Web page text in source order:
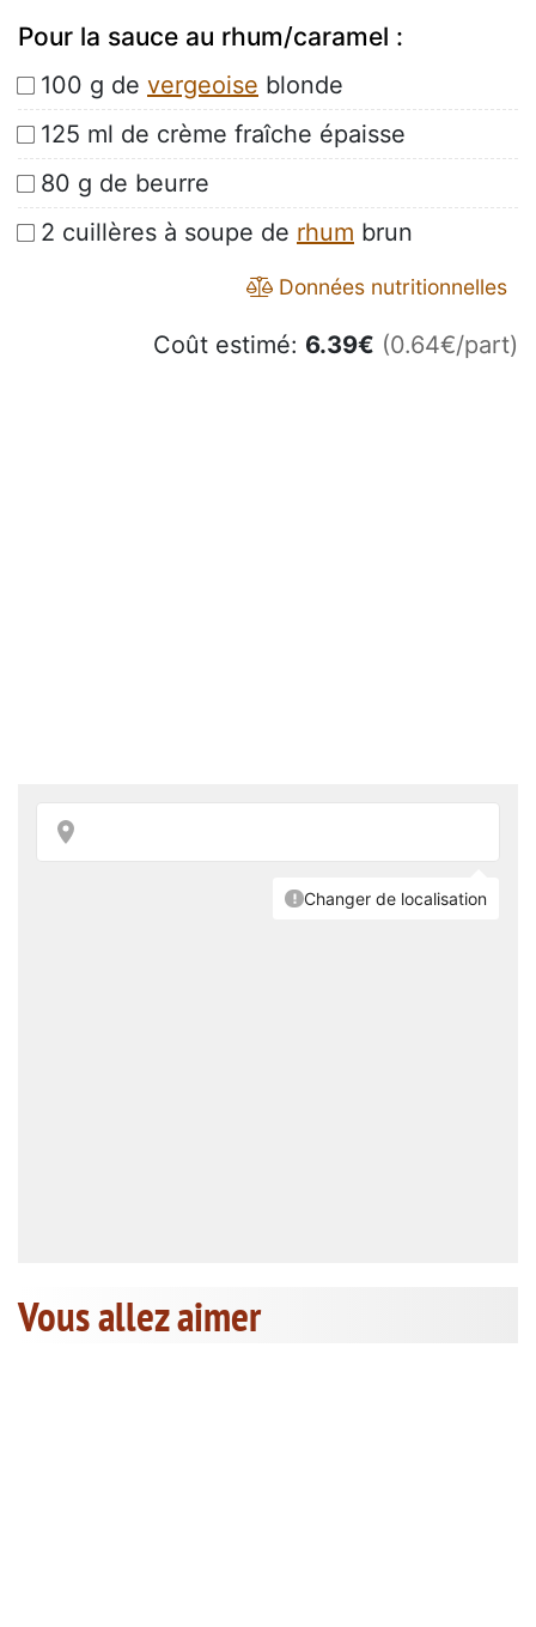
Pour la sauce au rhum/caramel :
100 g de vergeoise blonde
125 ml de crème fraîche épaisse
80 g de beurre
2 cuillères à soupe de rhum brun
Données nutritionnelles
Coût estimé: 6.39€ (0.64€/part)
Vous allez aimer